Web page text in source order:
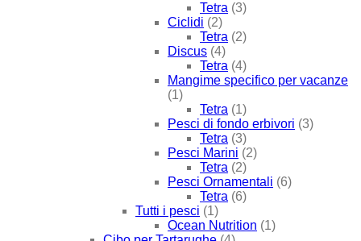
Tetra (3)
Ciclidi (2)
Tetra (2)
Discus (4)
Tetra (4)
Mangime specifico per vacanze
(1)
Tetra (1)
Pesci di fondo erbivori (3)
Tetra (3)
Pesci Marini (2)
Tetra (2)
Pesci Ornamentali (6)
Tetra (6)
Tutti i pesci (1)
Ocean Nutrition (1)